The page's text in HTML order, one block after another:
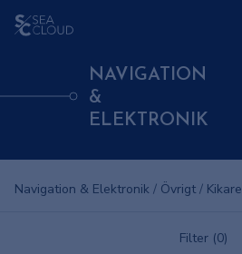
NAVIGATION
&
ELEKTRONIK
Navigation & Elektronik / Övrigt / Kikare
Filter (0)